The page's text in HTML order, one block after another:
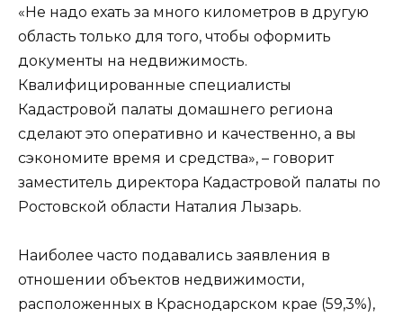
«Не надо ехать за много километров в другую
область только для того, чтобы оформить
документы на недвижимость.
Квалифицированные специалисты
Кадастровой палаты домашнего региона
сделают это оперативно и качественно, а вы
сэкономите время и средства», – говорит
заместитель директора Кадастровой палаты по
Ростовской области Наталия Лызарь.
Наиболее часто подавались заявления в
отношении объектов недвижимости,
расположенных в Краснодарском крае (59,3%),